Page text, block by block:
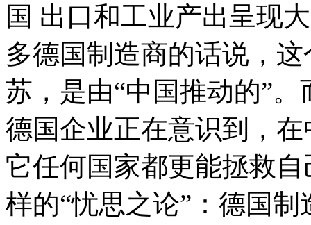
国 出口和工业产出呈现
多德国制造商的话说，
苏，是由“中国推动的”
德国企业正在意识到，
它任何国家都更能拯救
样的“忧思之论”：德国